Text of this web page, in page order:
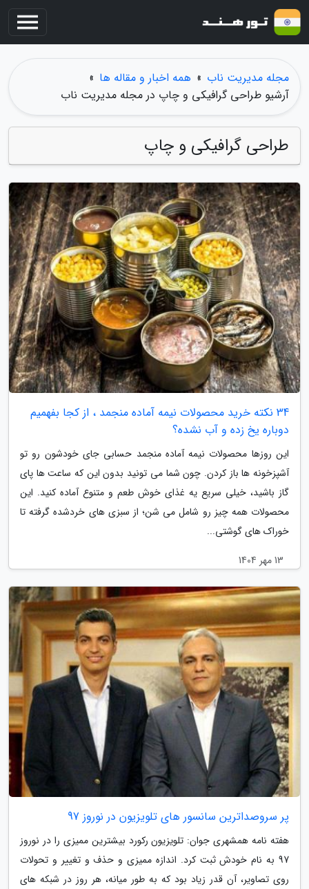
مجله مدیریت ناب » همه اخبار و مقاله ها »
آرشیو طراحی گرافیکی و چاپ در مجله مدیریت ناب
طراحی گرافیکی و چاپ
34 نکته خرید محصولات نیمه آماده منجمد ، از کجا بفهمیم
دوباره یخ زده و آب نشده؟
این روزها محصولات نیمه آماده منجمد حسابی جای خودشون رو تو
آشپزخونه ها باز کردن. چون شما می تونید بدون این که ساعت ها پای
گاز باشید، خیلی سریع یه غذای خوش طعم و متنوع آماده کنید. این
محصولات همه چیز رو شامل می شن؛ از سبزی های خردشده گرفته تا
خوراک های گوشتی...
13 مهر 1404
پر سروصداترین سانسور های تلویزیون در نوروز 97
هفته نامه همشهری جوان: تلویزیون رکورد بیشترین ممیزی را در نوروز
97 به نام خودش ثبت کرد. اندازه ممیزی و حذف و تغییر و تحولات
روی تصاویر، آن قدر زیاد بود که به طور میانه، هر روز در شبکه های